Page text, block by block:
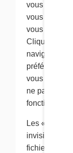
vous ne
vous
vous informe
Cliquez dans
navigateur
préférences
vous
ne pas être
fonctions du
Les « pixels-
invisibles ou
fichiers vidéo